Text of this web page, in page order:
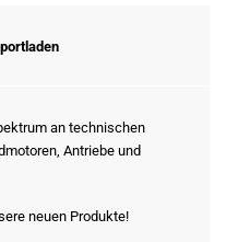
an technischen
Antriebe und
neuen Produkte!